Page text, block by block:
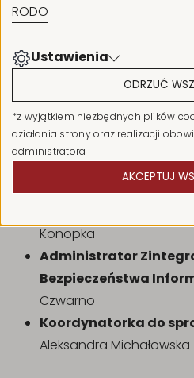
RODO
Ustawienia
ODRZUĆ
*z wyjątkiem niezbędnych plików
działania strony oraz realizacji
administratora
AKCEPTUJ
Główny specjalista ds.
Kierownik działu
gospodarczego:
Główny specjalista
i remontów:
Główny specjalista
publicznych:
Główny inżynier:
Konopka
Administrator
Bezpieczeństwa
Czwarno
Koordynatorka do
Aleksandra Michałowska